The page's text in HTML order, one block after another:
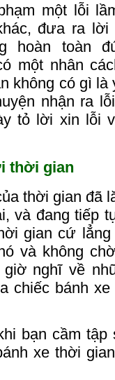
một lỗi
đưa ra lời
hoàn toàn
một nhân
không có gì là
nhận ra
tỏ lời xin lỗi
thời gian
thời gian đã
và đang tiếp
gian cứ lẳng
và không
nghĩ về
chiếc bánh xe
bạn cầm tập
xe thời